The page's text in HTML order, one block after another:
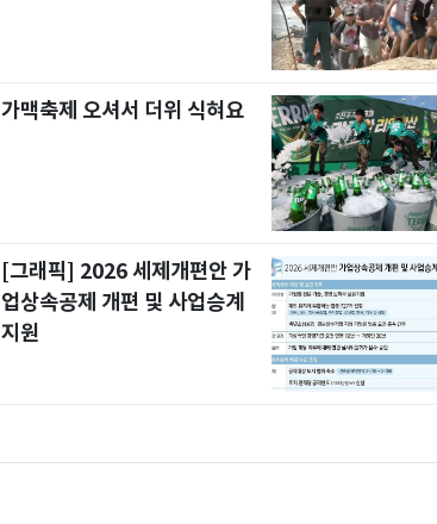
가맥축제 오셔서 더위 식혀요
[그래픽] 2026 세제개편안 가
업상속공제 개편 및 사업승계
지원